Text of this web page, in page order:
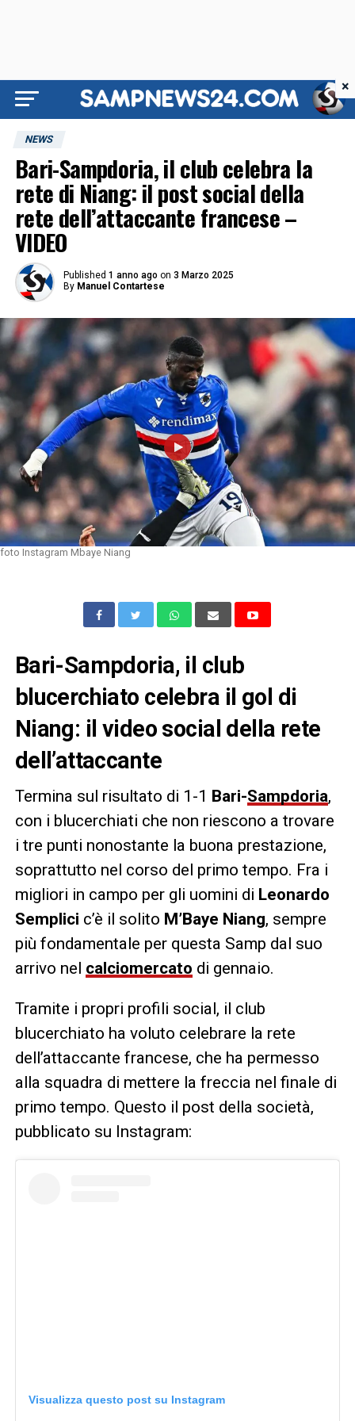
NEWS
Bari-Sampdoria, il club celebra la
rete di Niang: il post social della
rete dell’attaccante francese –
VIDEO
Published 1 anno ago on 3 Marzo 2025
By Manuel Contartese
foto Instagram Mbaye Niang
Bari-Sampdoria, il club
blucerchiato celebra il gol di
Niang: il video social della rete
dell’attaccante
Termina sul risultato di 1-1 Bari-Sampdoria,
con i blucerchiati che non riescono a trovare
i tre punti nonostante la buona prestazione,
soprattutto nel corso del primo tempo. Fra i
migliori in campo per gli uomini di Leonardo
Semplici c’è il solito M’Baye Niang, sempre
più fondamentale per questa Samp dal suo
arrivo nel calciomercato di gennaio.
Tramite i propri profili social, il club
blucerchiato ha voluto celebrare la rete
dell’attaccante francese, che ha permesso
alla squadra di mettere la freccia nel finale di
primo tempo. Questo il post della società,
pubblicato su Instagram:
Visualizza questo post su Instagram
×